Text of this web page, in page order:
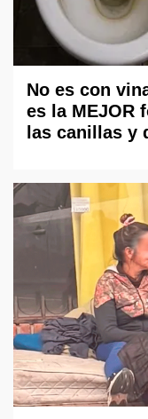
No es con
es la MEJOR
las canillas y